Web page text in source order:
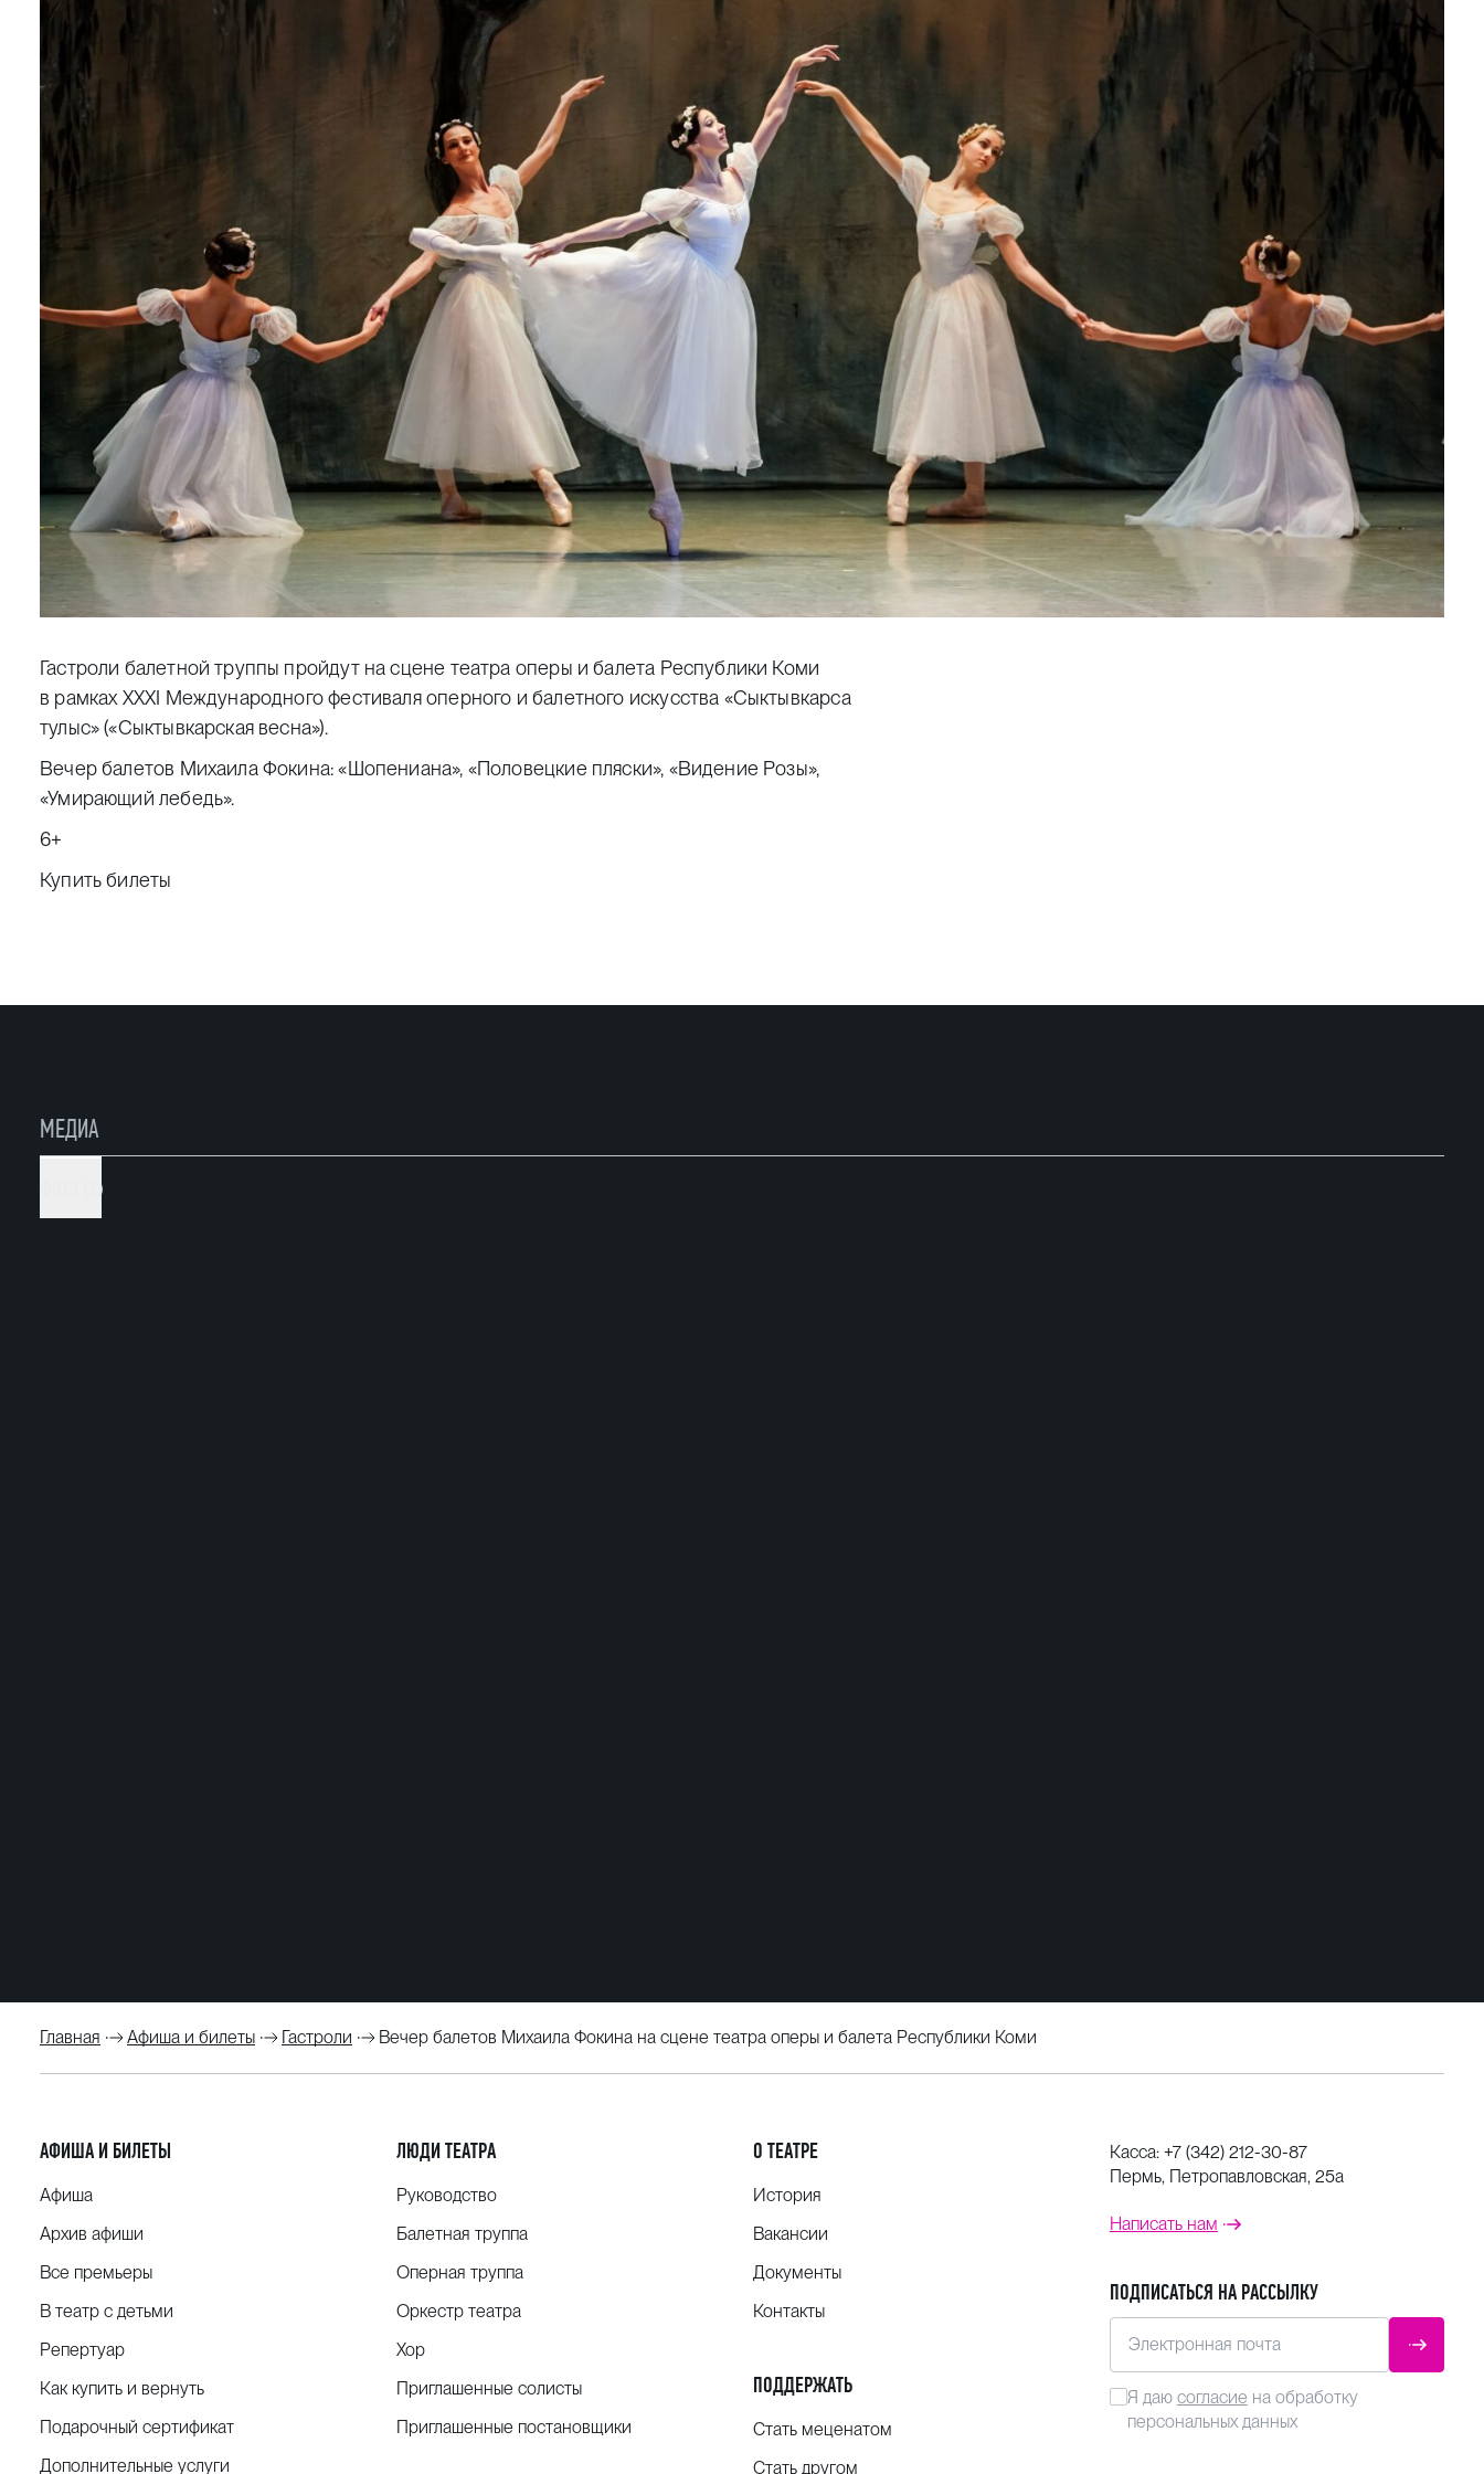
Гастроли балетной труппы пройдут на сцене театра оперы и балета Республики Коми
в рамках XXXI Международного фестиваля оперного и балетного искусства «Сыктывкарса
тулыс» («Сыктывкарская весна»).
Вечер балетов Михаила Фокина: «Шопениана», «Половецкие пляски», «Видение Розы»,
«Умирающий лебедь».
6+
Купить билеты
МЕДИА
ФОТО (2)
Главная Афиша и билеты Гастроли Вечер балетов Михаила Фокина на сцене театра оперы и балета Республики Коми
АФИША И БИЛЕТЫ
Афиша
Архив афиши
Все премьеры
В театр с детьми
Репертуар
Как купить и вернуть
Подарочный сертификат
Дополнительные услуги
ЛЮДИ ТЕАТРА
Руководство
Балетная труппа
Оперная труппа
Оркестр театра
Хор
Приглашенные солисты
Приглашенные постановщики
О ТЕАТРЕ
История
Вакансии
Документы
Контакты
ПОДДЕРЖАТЬ
Стать меценатом
Стать другом
Касса: +7 (342) 212-30-87
Пермь, Петропавловская, 25а
Написать нам
ПОДПИСАТЬСЯ НА РАССЫЛКУ
Электронная почта
Я даю согласие на обработку
персональных данных